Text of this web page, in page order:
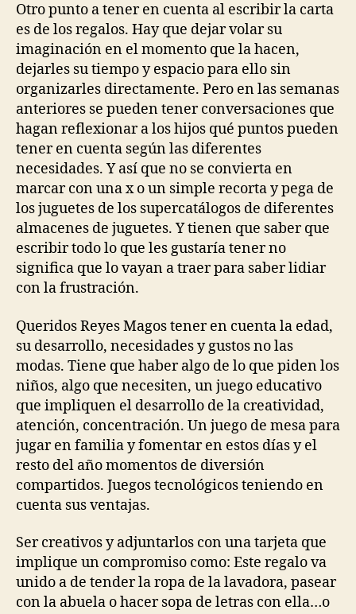
Otro punto a tener en cuenta al escribir la carta
es de los regalos. Hay que dejar volar su
imaginación en el momento que la hacen,
dejarles su tiempo y espacio para ello sin
organizarles directamente. Pero en las semanas
anteriores se pueden tener conversaciones que
hagan reflexionar a los hijos qué puntos pueden
tener en cuenta según las diferentes
necesidades. Y así que no se convierta en
marcar con una x o un simple recorta y pega de
los juguetes de los supercatálogos de diferentes
almacenes de juguetes. Y tienen que saber que
escribir todo lo que les gustaría tener no
significa que lo vayan a traer para saber lidiar
con la frustración.
Queridos Reyes Magos tener en cuenta la edad,
su desarrollo, necesidades y gustos no las
modas. Tiene que haber algo de lo que piden los
niños, algo que necesiten, un juego educativo
que impliquen el desarrollo de la creatividad,
atención, concentración. Un juego de mesa para
jugar en familia y fomentar en estos días y el
resto del año momentos de diversión
compartidos. Juegos tecnológicos teniendo en
cuenta sus ventajas.
Ser creativos y adjuntarlos con una tarjeta que
implique un compromiso como: Este regalo va
unido a de tender la ropa de la lavadora, pasear
con la abuela o hacer sopa de letras con ella…o